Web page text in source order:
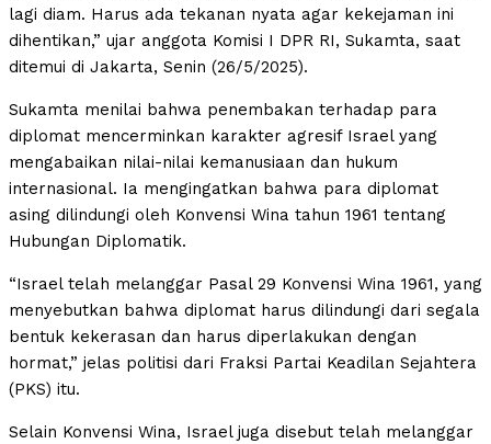
lagi diam. Harus ada tekanan nyata agar kekejaman ini
dihentikan,” ujar anggota Komisi I DPR RI, Sukamta, saat
ditemui di Jakarta, Senin (26/5/2025).
Sukamta menilai bahwa penembakan terhadap para
diplomat mencerminkan karakter agresif Israel yang
mengabaikan nilai-nilai kemanusiaan dan hukum
internasional. Ia mengingatkan bahwa para diplomat
asing dilindungi oleh Konvensi Wina tahun 1961 tentang
Hubungan Diplomatik.
“Israel telah melanggar Pasal 29 Konvensi Wina 1961, yang
menyebutkan bahwa diplomat harus dilindungi dari segala
bentuk kekerasan dan harus diperlakukan dengan
hormat,” jelas politisi dari Fraksi Partai Keadilan Sejahtera
(PKS) itu.
Selain Konvensi Wina, Israel juga disebut telah melanggar